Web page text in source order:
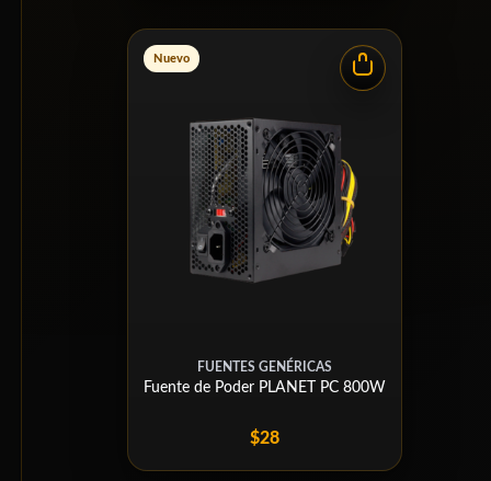
Nuevo
FUENTES GENÉRICAS
Fuente de Poder PLANET PC 800W
$28